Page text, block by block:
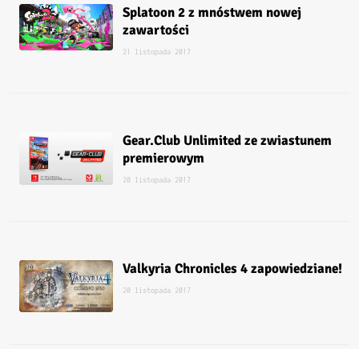
Splatoon 2 z mnóstwem nowej
zawartości
21 listopada 2017
Gear.Club Unlimited ze zwiastunem
premierowym
20 listopada 2017
Valkyria Chronicles 4 zapowiedziane!
20 listopada 2017